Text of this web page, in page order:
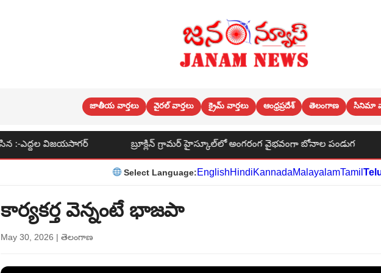
జాతీయ వార్తలు వైరల్ వార్తలు క్రైమ్ వార్తలు ఆంధ్రప్రదేశ్ తెలంగాణ సినిమా
బ్రూక్లిన్ గ్రామర్ హైస్కూల్‌లో అంగరంగ వైభవంగా బోనాల పండుగ బూత్ స్థాయి నుండి పార్టీ
Select Language:EnglishHindiKannadaMalayalamTamil
కార్యకర్త వెన్నంటే భాజపా
May 30, 2026 | తెలంగాణ